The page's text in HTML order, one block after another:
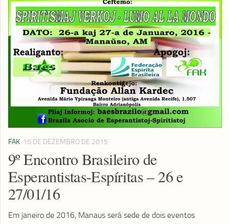
FAK 15 DE DEZEMBRO DE 2015
9º Encontro Brasileiro de
Esperantistas-Espíritas – 26 e
27/01/16
Em janeiro de 2016, Manaus será sede de dois eventos